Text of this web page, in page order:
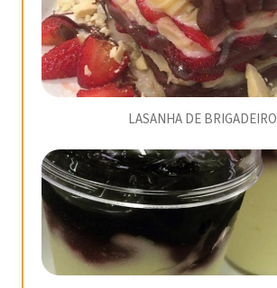
LASANHA DE BRIGADEIRO